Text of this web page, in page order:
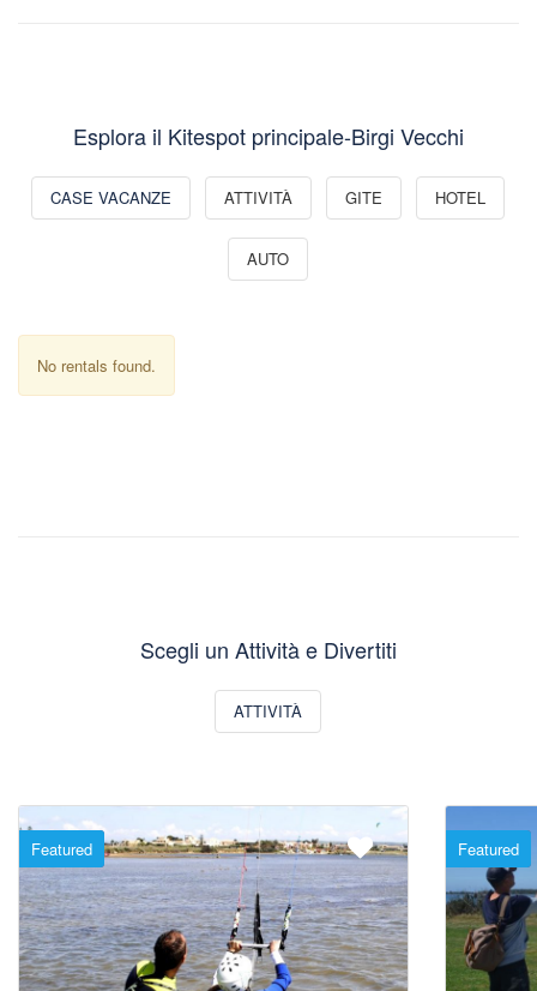
Esplora il Kitespot principale-Birgi Vecchi
CASE VACANZE ATTIVITÀ GITE HOTEL
AUTO
No rentals found.
Scegli un Attività e Divertiti
ATTIVITÀ
Featured Featured